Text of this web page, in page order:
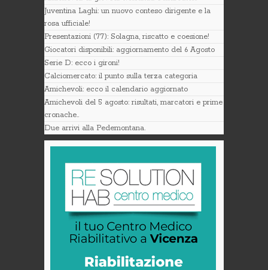
Juventina Laghi: un nuovo conteso dirigente e la
rosa ufficiale!
Presentazioni (77): Solagna, riscatto e coesione!
Giocatori disponibili: aggiornamento del 6 Agosto
Serie D: ecco i gironi!
Calciomercato: il punto sulla terza categoria
Amichevoli: ecco il calendario aggiornato
Amichevoli del 5 agosto: risultati, marcatori e prime
cronache..
Due arrivi alla Pedemontana.